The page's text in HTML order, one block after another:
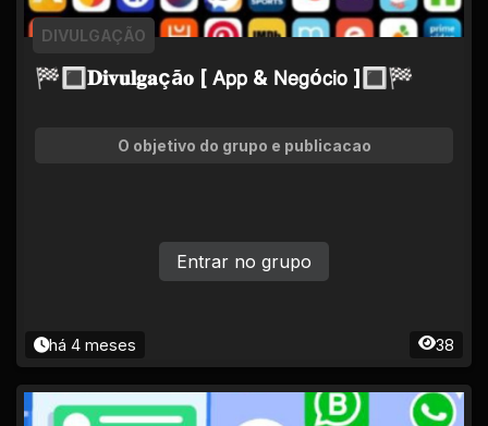
🏁🔳𝐃𝐢𝐯𝐮𝐥𝐠𝐚çã𝐨 [ 𝖠𝗉𝗉 & 𝖭𝖾𝗀ó𝖼𝗂𝗈 ]🔳🏁
DIVULGAÇÃO
O objetivo do grupo e publicacao
há 4 meses 38
Entrar no grupo